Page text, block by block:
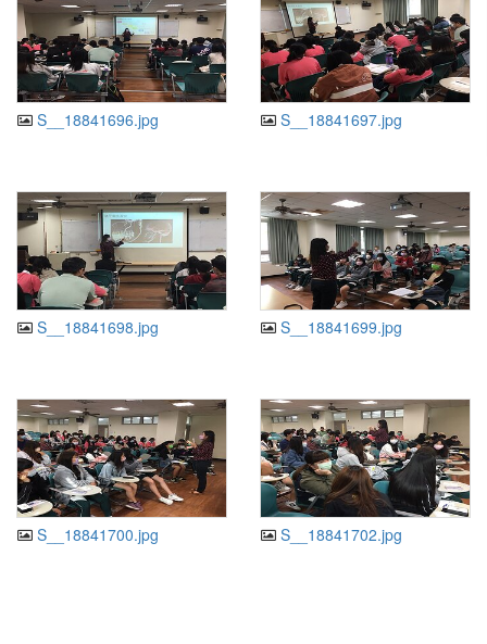
S__18841696.jpg S__18841697.jpg
S__18841698.jpg S__18841699.jpg
S__18841700.jpg S__18841702.jpg